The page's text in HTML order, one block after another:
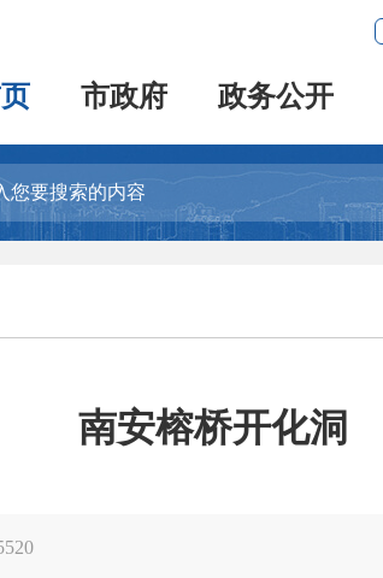
市政府 政务公开
南安榕桥开化洞